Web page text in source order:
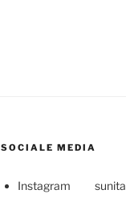
SOCIALE MEDIA
Instagram